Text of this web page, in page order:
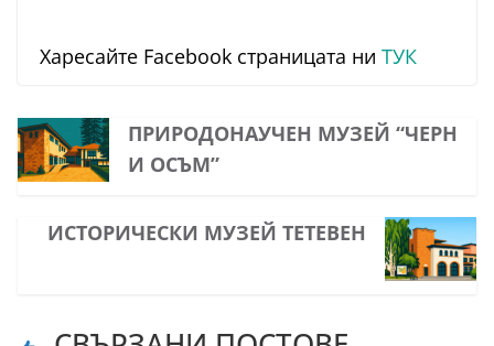
Харесайте Facebook страницата ни ТУК
ПРИРОДОНАУЧЕН МУЗЕЙ “ЧЕРН
И ОСЪМ”
ИСТОРИЧЕСКИ МУЗЕЙ ТЕТЕВЕН